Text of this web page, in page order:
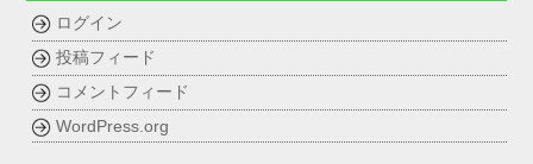
ログイン
投稿フィード
コメントフィード
WordPress.org